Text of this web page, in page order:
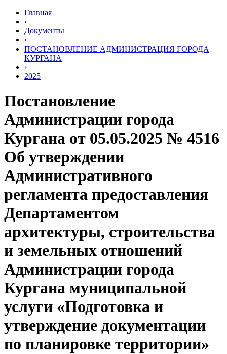
Главная
›
Документы
›
ПОСТАНОВЛЕНИЕ АДМИНИСТРАЦИЯ ГОРОДА
КУРГАНА
›
2025
Постановление
Администрации города
Кургана от 05.05.2025 № 4516
Об утверждении
Административного
регламента предоставления
Департаментом
архитектуры, строительства
и земельных отношений
Администрации города
Кургана муниципальной
услуги «Подготовка и
утверждение документации
по планировке территории»